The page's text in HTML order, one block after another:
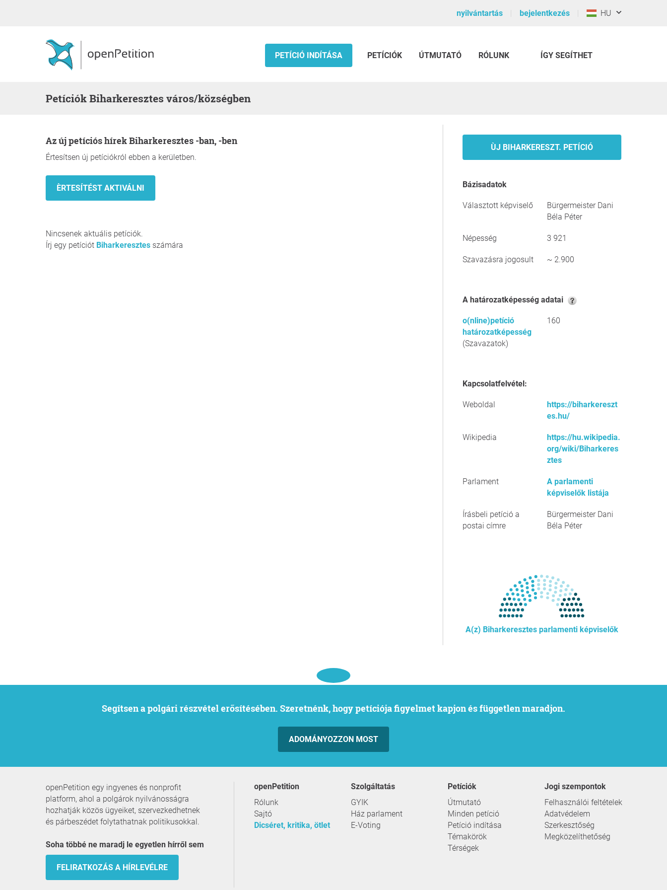
nyilvántartás bejelentkezés HU
PETÍCIÓ INDÍTÁSA PETÍCIÓK ÚTMUTATÓ RÓLUNK ÍGY SEGÍTHET
Petíciók Biharkeresztes város/községben
Az új petíciós hírek Biharkeresztes -ban, -ben
Értesítsen új petíciókról ebben a kerületben.
Nincsenek aktuális petíciók.
Írj egy petíciót Biharkeresztes számára
ÙJ BIHARKERESZT. PETÍCIÓ
Bázisadatok
Választott képviselő
Bürgermeister Dani
Béla Péter
Népesség 3 921
Szavazásra jogosult ~ 2.900
A határozatképesség adatai
o(nline)petíció
határozatképesség
(Szavazatok)
160
Kapcsolatfelvétel:
Weboldal
https://biharkereszt
es.hu/
Wikipedia
https://hu.wikipedia.
org/wiki/Biharkeres
ztes
Parlament
A parlamenti
képviselők listája
Írásbeli petíció a
postai címre
Bürgermeister Dani
Béla Péter
A(z) Biharkeresztes parlamenti képviselők
Segítsen a polgári részvétel erősítésében. Szeretnénk, hogy petíciója figyelmet kapjon és független maradjon.
ADOMÁNYOZZON MOST
openPetition egy ingyenes és nonprofit
platform, ahol a polgárok nyilvánosságra
hozhatják közös ügyeiket, szervezkedhetnek
és párbeszédet folytathatnak politikusokkal.
Soha többé ne maradj le egyetlen hírről sem
FELIRATKOZÁS A HÍRLEVÉLRE
openPetition
Rólunk
Sajtó
Dicséret, kritika, ötlet
szolgáltatás
GYIK
Ház parlament
E-Voting
Petíciók
Útmutató
Minden petíció
Petíció indítása
Témakörök
Térségek
Jogi szempontok
Felhasználói feltételek
Adatvédelem
Szerkesztőség
Megközelíthetőség